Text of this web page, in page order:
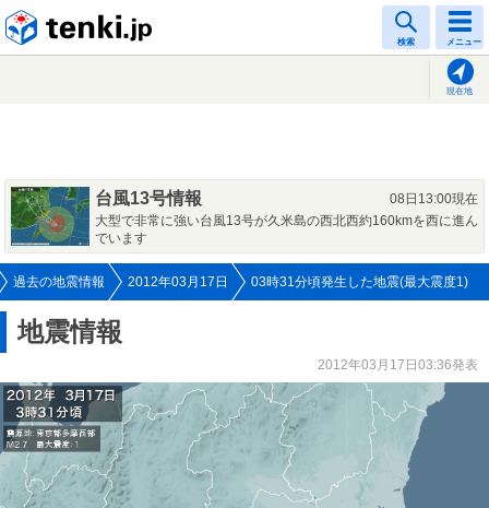
検索 メニュー
現在地
台風13号情報
08日13:00現在
大型で非常に強い台風13号が久米島の西北西約160kmを西に進ん
でいます
過去の地震情報 2012年03月17日 03時31分頃発生した地震(最大震度1)
地震情報
2012年03月17日03:36発表